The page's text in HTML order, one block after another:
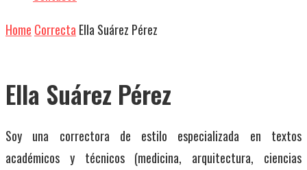
Home Correcta Ella Suárez Pérez
Ella Suárez Pérez
Soy una correctora de estilo especializada en textos
académicos y técnicos (medicina, arquitectura, ciencias